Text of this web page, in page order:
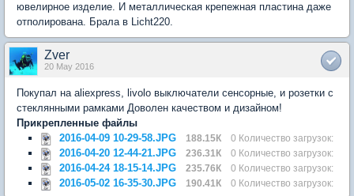
ювелирное изделие. И металлическая крепежная пластина даже
отполирована. Брала в Licht220.
Zver
20 May 2016
Покупал на aliexpress, livolo выключатели сенсорные, и розетки с
стеклянными рамками Доволен качеством и дизайном!
Прикрепленные файлы
2016-04-09 10-29-58.JPG
188.15К 0 Количество загрузок:
2016-04-20 12-44-21.JPG 236.31К 0 Количество загрузок:
2016-04-24 18-15-14.JPG 235.76К 0 Количество загрузок:
2016-05-02 16-35-30.JPG 190.41К 0 Количество загрузок: